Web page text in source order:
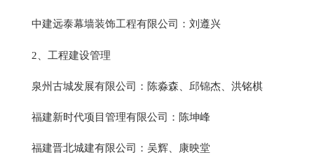
中建远泰幕墙装饰工程有限公司：刘遵兴
2、工程建设管理
泉州古城发展有限公司：陈淼森、邱锦杰、洪铭棋
福建新时代项目管理有限公司：陈坤峰
福建晋北城建有限公司：吴辉、康映堂